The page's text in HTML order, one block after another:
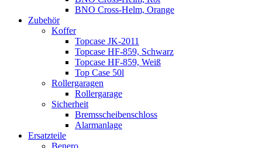
BNO Cross-Helm, Orange
Zubehör
Koffer
Topcase JK-2011
Topcase HF-859, Schwarz
Topcase HF-859, Weiß
Top Case 50l
Rollergaragen
Rollergarage
Sicherheit
Bremsscheibenschloss
Alarmanlage
Ersatzteile